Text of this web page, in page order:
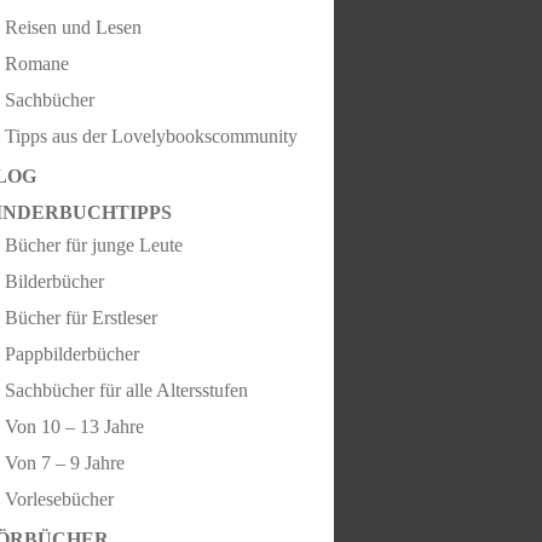
Reisen und Lesen
Romane
Sachbücher
Tipps aus der Lovelybookscommunity
Bücher für junge Leute
Bilderbücher
Bücher für Erstleser
Pappbilderbücher
Sachbücher für alle Altersstufen
Von 10 – 13 Jahre
Von 7 – 9 Jahre
Vorlesebücher